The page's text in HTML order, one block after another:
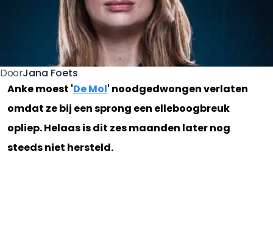
DoorJana Foets
Anke moest 'De Mol' noodgedwongen verlaten
omdat ze bij een sprong een elleboogbreuk
opliep. Helaas is dit zes maanden later nog
steeds niet hersteld.